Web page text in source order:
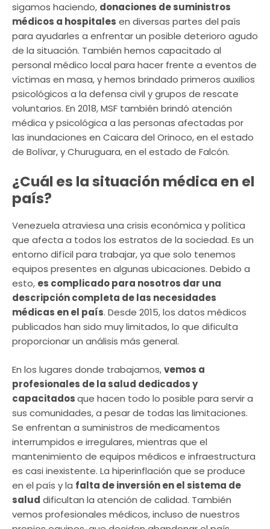
sigamos haciendo, donaciones de suministros
médicos a hospitales en diversas partes del país
para ayudarles a enfrentar un posible deterioro agudo
de la situación. También hemos capacitado al
personal médico local para hacer frente a eventos de
víctimas en masa, y hemos brindado primeros auxilios
psicológicos a la defensa civil y grupos de rescate
voluntarios. En 2018, MSF también brindó atención
médica y psicológica a las personas afectadas por
las inundaciones en Caicara del Orinoco, en el estado
de Bolívar, y Churuguara, en el estado de Falcón.
¿Cuál es la situación médica en el
país?
Venezuela atraviesa una crisis económica y política
que afecta a todos los estratos de la sociedad. Es un
entorno difícil para trabajar, ya que solo tenemos
equipos presentes en algunas ubicaciones. Debido a
esto, es complicado para nosotros dar una
descripción completa de las necesidades
médicas en el país. Desde 2015, los datos médicos
publicados han sido muy limitados, lo que dificulta
proporcionar un análisis más general.
En los lugares donde trabajamos,vemos a
profesionales de la salud dedicados y
capacitadosque hacen todo lo posible para servir a
sus comunidades, a pesar de todas las limitaciones.
Se enfrentan a suministros de medicamentos
interrumpidos e irregulares, mientras que el
mantenimiento de equipos médicos e infraestructura
es casi inexistente. La hiperinflación que se produce
en el país y la falta de inversión en el sistema de
salud dificultan la atención de calidad. También
vemos profesionales médicos, incluso de nuestros